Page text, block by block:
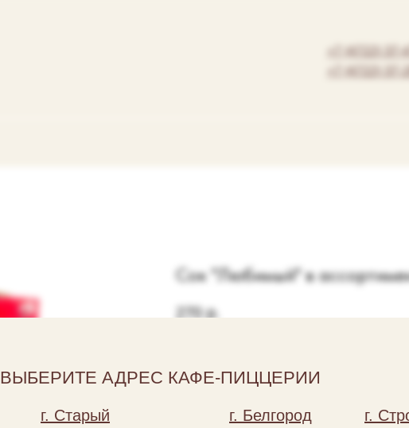
ВЫБЕРИТЕ АДРЕС КАФЕ-ПИЦЦЕРИИ
г. Старый
г. Белгород г.
Сок "Любимый" в
270 р.
0,97 миллилитров